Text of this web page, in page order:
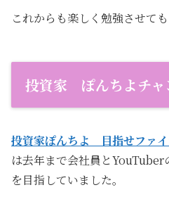
これからも楽しく勉強させても
投資家 ぽんちよチャ
投資家ぽんちよ 目指せファ
は去年まで会社員とYouTuber
を目指していました。